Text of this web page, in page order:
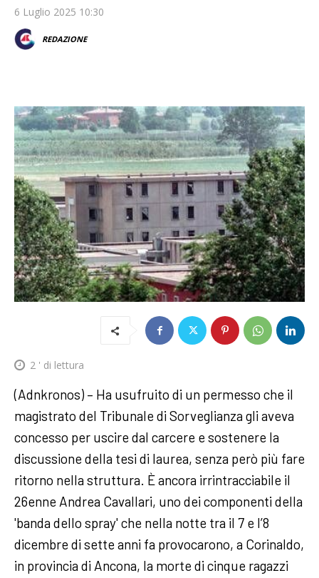
6 Luglio 2025 10:30
REDAZIONE
2 ' di lettura
(Adnkronos) – Ha usufruito di un permesso che il
magistrato del Tribunale di Sorveglianza gli aveva
concesso per uscire dal carcere e sostenere la
discussione della tesi di laurea, senza però più fare
ritorno nella struttura. È ancora irrintracciabile il
26enne Andrea Cavallari, uno dei componenti della
'banda dello spray' che nella notte tra il 7 e l’8
dicembre di sette anni fa provocarono, a Corinaldo,
in provincia di Ancona, la morte di cinque ragazzi